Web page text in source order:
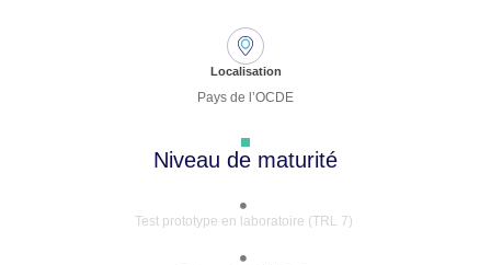
Localisation
Pays de l’OCDE
Niveau de maturité
Test prototype en laboratoire (TRL 7)